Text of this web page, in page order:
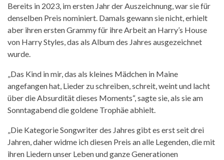
Bereits in 2023, im ersten Jahr der Auszeichnung, war sie für
denselben Preis nominiert. Damals gewann sie nicht, erhielt
aber ihren ersten Grammy für ihre Arbeit an Harry’s House
von Harry Styles, das als Album des Jahres ausgezeichnet
wurde.
„Das Kind in mir, das als kleines Mädchen in Maine
angefangen hat, Lieder zu schreiben, schreit, weint und lacht
über die Absurdität dieses Moments“, sagte sie, als sie am
Sonntagabend die goldene Trophäeabhielt.
„Die KategorieSongwriter des Jahres gibt es erst seit drei
Jahren, daher widme ich diesen Preis an alle Legenden, die mit
ihren Liedern unser Leben und ganze Generationen